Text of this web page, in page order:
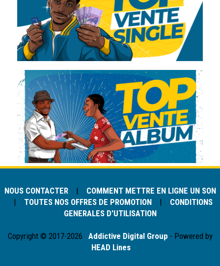
NOUS CONTACTER | COMMENT METTRE EN LIGNE UN SON
| TOUTES NOS OFFRES DE PROMOTION| CONDITIONS
GENERALES D'UTILISATION
Copyright © 2017-2026 Addictive Digital Group - Powered by
HEAD Lines